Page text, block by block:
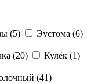
(5) Эустома (6)
(20) Кулёк (1)
(41)